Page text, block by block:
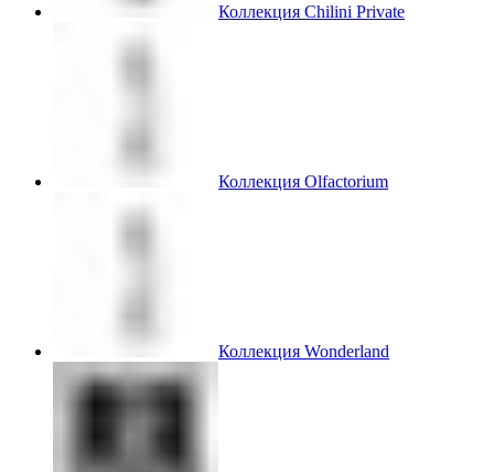
Коллекция Chilini Private
Коллекция Olfactorium
Коллекция Wonderland